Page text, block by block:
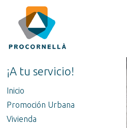
¡A tu servicio!
Inicio
Promoción Urbana
Vivienda